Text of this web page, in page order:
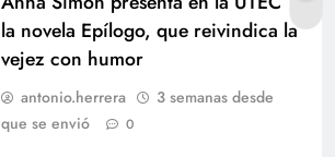
la novela Epílogo, que reivindica la
vejez con humor
antonio.herrera
3 semanas desde
que se envió
0